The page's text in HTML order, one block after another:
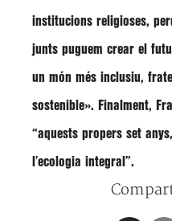
institucions religioses,
junts puguem crear el
un món més inclusiu,
sostenible». Finalment,
“aquests propers set
l’ecologia integral”.